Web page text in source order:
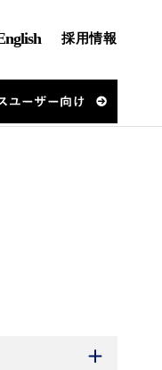
採用情報